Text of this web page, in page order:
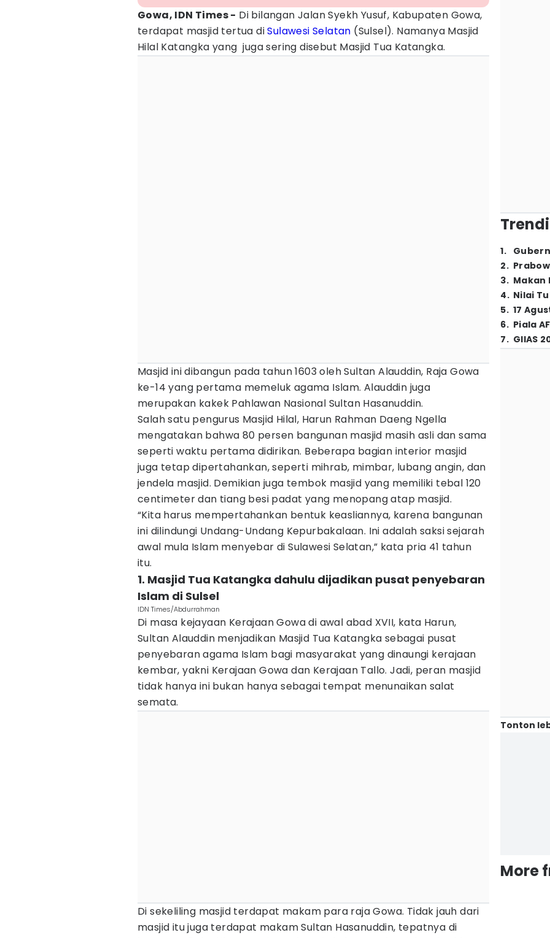
Gowa, IDN Times - Di bilangan Jalan Syekh Yusuf, Kabupaten Gowa,
terdapat masjid tertua diSulawesi Selatan (Sulsel). Namanya Masjid
Hilal Katangka yang juga sering disebut Masjid Tua Katangka.
Masjid ini dibangun pada tahun 1603 oleh Sultan Alauddin, Raja Gowa
ke-14 yang pertama memeluk agama Islam. Alauddin juga
merupakan kakek Pahlawan Nasional Sultan Hasanuddin.
Salah satu pengurus Masjid Hilal, Harun Rahman Daeng Ngella
mengatakan bahwa 80 persen bangunan masjid masih asli dan sama
seperti waktu pertama didirikan. Beberapa bagian interior masjid
juga tetap dipertahankan, seperti mihrab, mimbar, lubang angin, dan
jendela masjid. Demikian juga tembok masjid yang memiliki tebal 120
centimeter dan tiang besi padat yang menopang atap masjid.
“Kita harus mempertahankan bentuk keasliannya, karena bangunan
ini dilindungi Undang-Undang Kepurbakalaan. Ini adalah saksi sejarah
awal mula Islam menyebar di Sulawesi Selatan,” kata pria 41 tahun
itu.
1. Masjid Tua Katangka dahulu dijadikan pusat penyebaran
Islam di Sulsel
IDN Times/Abdurrahman
Di masa kejayaan Kerajaan Gowa di awal abad XVII, kata Harun,
Sultan Alauddin menjadikan Masjid Tua Katangka sebagai pusat
penyebaran agama Islam bagi masyarakat yang dinaungi kerajaan
kembar, yakni Kerajaan Gowa dan Kerajaan Tallo. Jadi, peran masjid
tidak hanya ini bukan hanya sebagai tempat menunaikan salat
semata.
Di sekeliling masjid terdapat makam para raja Gowa. Tidak jauh dari
masjid itu juga terdapat makam Sultan Hasanuddin, tepatnya di
1.
2.
3. Makan
4. Nilai
5. 17
6. Piala
7. GIIAS
Tonton
More